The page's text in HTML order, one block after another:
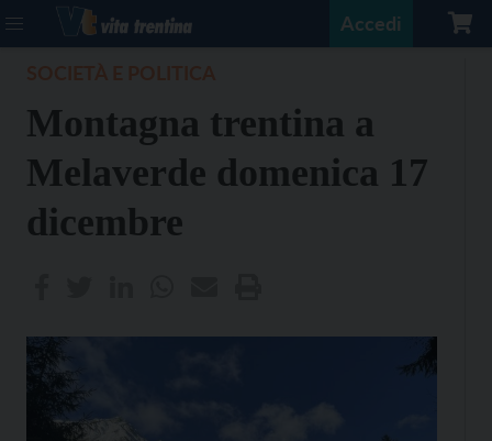
Accedi
Montagna trentina a
Melaverde domenica 17
dicembre